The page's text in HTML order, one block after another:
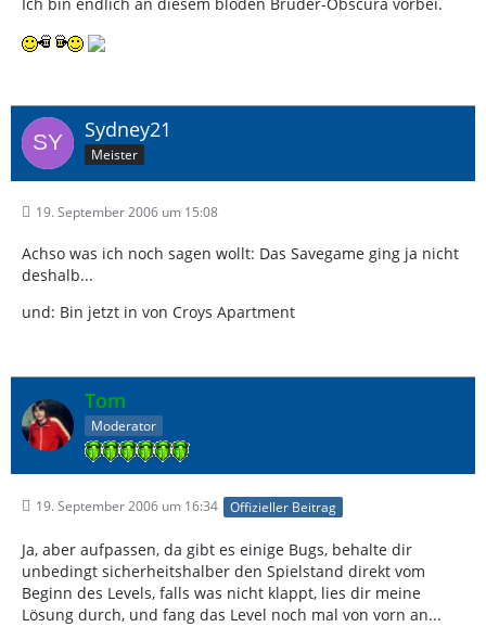
Sydney21
Meister
19. September 2006 um 15:08
Achso was ich noch sagen wollt: Das Savegame ging ja nicht
deshalb...
und: Bin jetzt in von Croys Apartment
Tom
Moderator
19. September 2006 um 16:34 Offizieller Beitrag
Ja, aber aufpassen, da gibt es einige Bugs, behalte dir
unbedingt sicherheitshalber den Spielstand direkt vom
Beginn des Levels, falls was nicht klappt, lies dir meine
Lösung durch, und fang das Level noch mal von vorn an...